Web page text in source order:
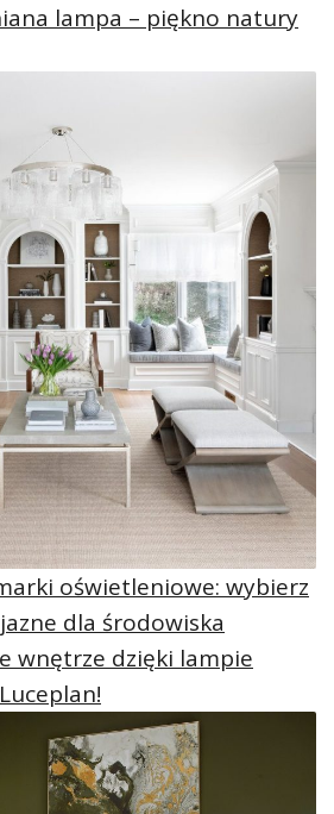
lampa – piękno natury
oświetleniowe: wybierz
dla środowiska
wnętrze dzięki lampie